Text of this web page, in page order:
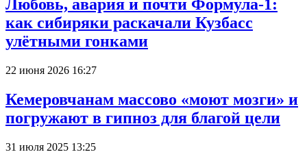
Любовь, авария и почти Формула-1:
как сибиряки раскачали Кузбасс
улётными гонками
22 июня 2026 16:27
Кемеровчанам массово «моют мозги» и
погружают в гипноз для благой цели
31 июля 2025 13:25